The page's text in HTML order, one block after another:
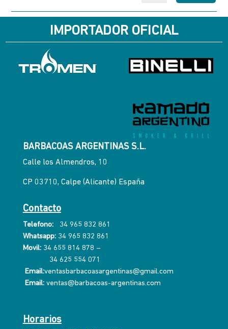
IMPORTADOR OFICIAL
BARBACOAS ARGENTINAS S.L.
Calle los Almendros, 10
CP 03710, Calpe (Alicante) España
Contacto
Telefono:
34 965 832 861
Whatsapp:34 965 832 861
Movil: 34 655 814 878 –
34 625 554 071
Email:ventasbarbacoasargentinas@gmail.com
Email: ventas@barbacoas-argentinas.com
Horarios